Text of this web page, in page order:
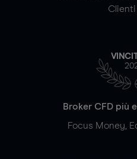
Clienti
Broker CFD più
Focus Money,